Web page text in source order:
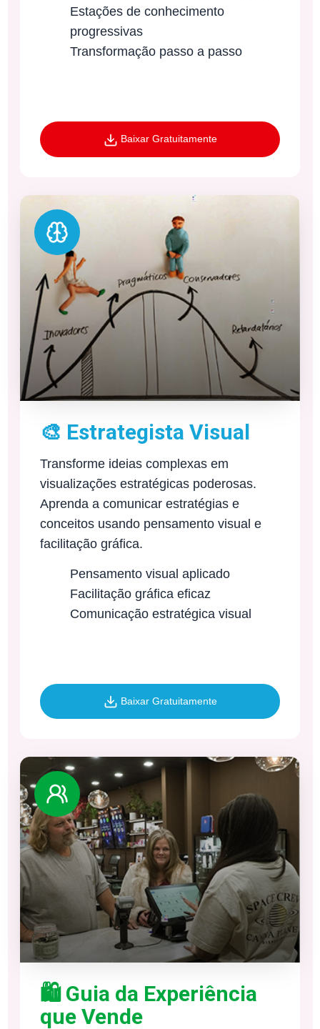
Estações de conhecimento
progressivas
Transformação passo a passo
Baixar Gratuitamente
🎨 Estrategista Visual
Transforme ideias complexas em
visualizações estratégicas poderosas.
Aprenda a comunicar estratégias e
conceitos usando pensamento visual e
facilitação gráfica.
Pensamento visual aplicado
Facilitação gráfica eficaz
Comunicação estratégica visual
Baixar Gratuitamente
🛍️ Guia da Experiência
que Vende